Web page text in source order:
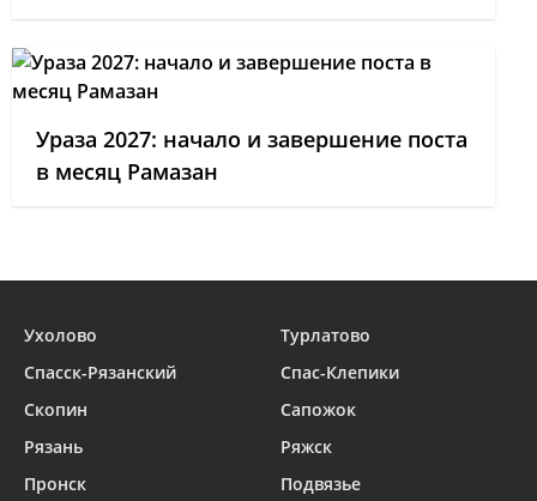
Ураза 2027: начало и завершение поста
в месяц Рамазан
Ухолово
Турлатово
Спасск-Рязанский
Спас-Клепики
Скопин
Сапожок
Рязань
Ряжск
Пронск
Подвязье